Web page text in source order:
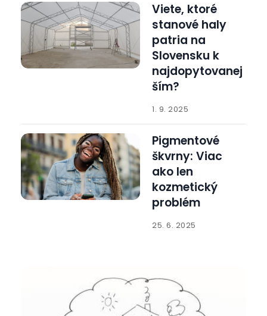
Viete, ktoré
stanové haly
patria na
Slovensku k
najdopytovanej
ším?
1. 9. 2025
Pigmentové
škvrny: Viac
ako len
kozmetický
problém
25. 6. 2025